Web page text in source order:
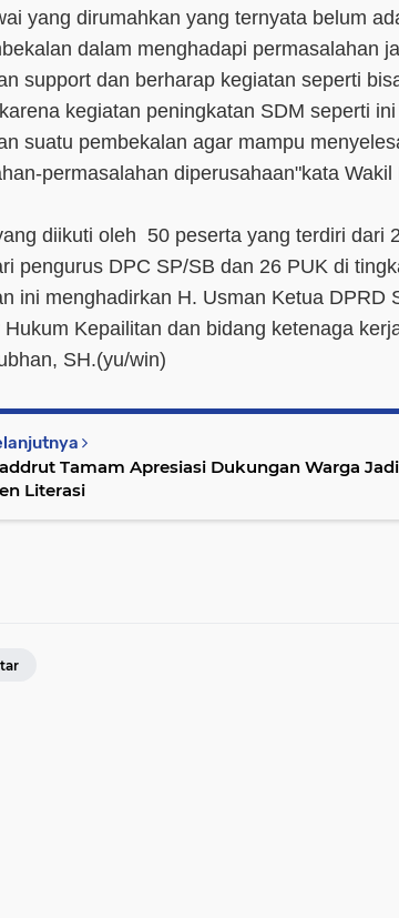
yang dirumahkan yang ternyata belum
dalam menghadapi permasalahan
support dan berharap kegiatan seperti
kegiatan peningkatan SDM seperti
suatu pembekalan agar mampu
permasalahan diperusahaan"kata Wakil
diikuti oleh 50 peserta yang terdiri dari
pengurus DPC SP/SB dan 26 PUK di
ini menghadirkan H. Usman Ketua DPRD
Kepailitan dan bidang ketenaga
SH.(yu/win)
Tamam Apresiasi Dukungan Warga Jadi
Kabupaten Literasi